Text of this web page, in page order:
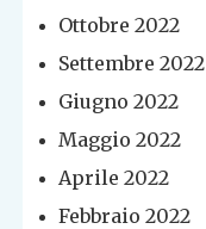
Ottobre 2022
Settembre 2022
Giugno 2022
Maggio 2022
Aprile 2022
Febbraio 2022